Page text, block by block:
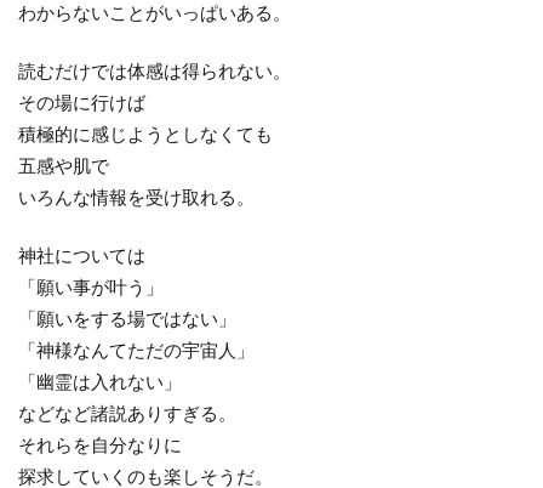
わからないことがいっぱいある。
読むだけでは体感は得られない。
その場に行けば
積極的に感じようとしなくても
五感や肌で
いろんな情報を受け取れる。
神社については
「願い事が叶う」
「願いをする場ではない」
「神様なんてただの宇宙人」
「幽霊は入れない」
などなど諸説ありすぎる。
それらを自分なりに
探求していくのも楽しそうだ。